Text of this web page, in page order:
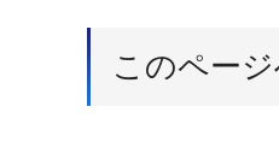
このペー